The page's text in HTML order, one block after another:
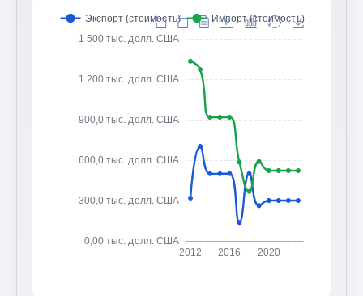
0,00 тыс. долл. США
300,0 тыс. долл. США
600,0 тыс. долл. США
900,0 тыс. долл. США
1 200 тыс. долл. США
1 500 тыс. долл. США
2012 2016 2020
Экспорт (стоимость) Импорт (стоимость)